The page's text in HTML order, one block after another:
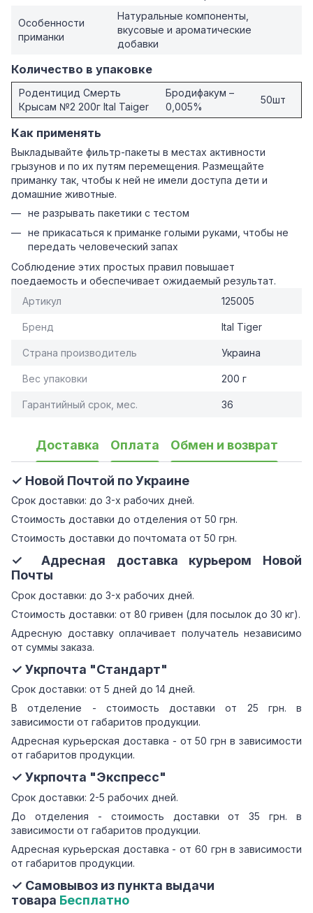
Особенности
приманки
Натуральные компоненты,
вкусовые и ароматические
добавки
Количество в упаковке
Родентицид Смерть
Крысам №2 200г Ital Taiger
Бродифакум –
0,005%
50шт
Как применять
Выкладывайте фильтр-пакеты в местах активности
грызунов и по их путям перемещения. Размещайте
приманку так, чтобы к ней не имели доступа дети и
домашние животные.
не разрывать пакетики с тестом
не прикасаться к приманке голыми руками, чтобы не
передать человеческий запах
Соблюдение этих простых правил повышает
поедаемость и обеспечивает ожидаемый результат.
Артикул
125005
Бренд Ital Tiger
Страна производитель Украина
Вес упаковки 200 г
Гарантийный срок, мес. 36
Доставка Оплата Обмен и возврат
✓ Новой Почтой по Украине
Срок доставки: до 3-х рабочих дней.
Стоимость доставки до отделения от 50 грн.
Стоимость доставки до почтомата от 50 грн.
✓ Адресная доставка курьером Новой
Почты
Срок доставки: до 3-х рабочих дней.
Стоимость доставки: от 80 гривен (для посылок до 30 кг).
Адресную доставку оплачивает получатель независимо
от суммы заказа.
✓ Укрпочта "Стандарт"
Срок доставки: от 5 дней до 14 дней.
В отделение - стоимость доставки от 25 грн. в
зависимости от габаритов продукции.
Адресная курьерская доставка - от 50 грн в зависимости
от габаритов продукции.
✓ Укрпочта "Экспресс"
Срок доставки: 2-5 рабочих дней.
До отделения - стоимость доставки от 35 грн. в
зависимости от габаритов продукции.
Адресная курьерская доставка - от 60 грн в зависимости
от габаритов продукции.
✓ Самовывоз из пункта выдачи
товара Бесплатно